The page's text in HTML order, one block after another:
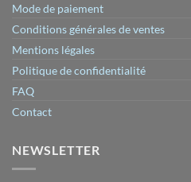
Mode de paiement
Conditions générales de ventes
Mentions légales
Politique de confidentialité
FAQ
Contact
NEWSLETTER